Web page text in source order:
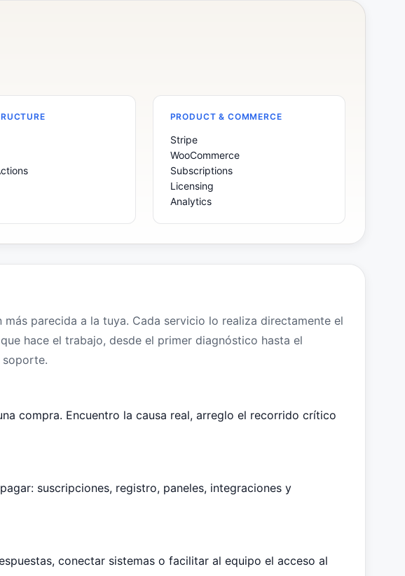
PRODUCT & COMMERCE
Stripe
WooCommerce
Subscriptions
Licensing
Analytics
más parecida a la tuya. Cada servicio lo realiza directamente el
hace el trabajo, desde el primer diagnóstico hasta el
soporte.
compra. Encuentro la causa real, arreglo el recorrido crítico
suscripciones, registro, paneles, integraciones y
conectar sistemas o facilitar al equipo el acceso al